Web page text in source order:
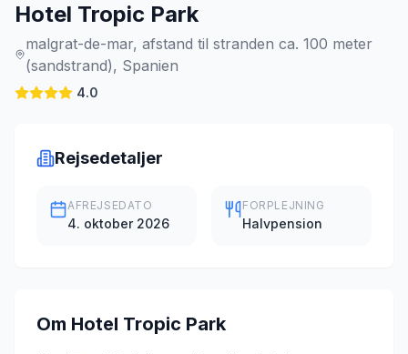
Hotel Tropic Park
malgrat-de-mar, afstand til stranden ca. 100 meter
(sandstrand), Spanien
4.0
Rejsedetaljer
AFREJSEDATO
4. oktober 2026
FORPLEJNING
Halvpension
Om Hotel Tropic Park